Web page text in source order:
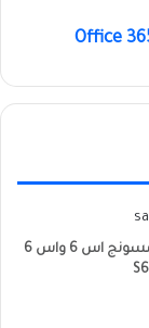
الفرق بين سامسونج اس 6 واس 6